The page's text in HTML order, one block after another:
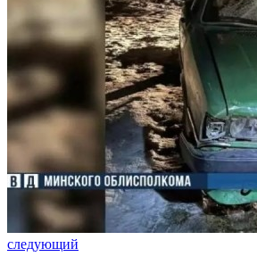
следующий